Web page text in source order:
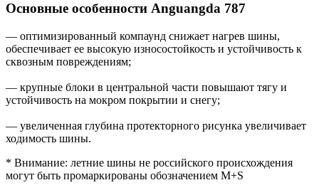
Основные особенности Anguangda 787
— оптимизированный компаунд снижает нагрев шины,
обеспечивает ее высокую износостойкость и устойчивость к
сквозным повреждениям;
— крупные блоки в центральной части повышают тягу и
устойчивость на мокром покрытии и снегу;
— увеличенная глубина протекторного рисунка увеличивает
ходимость шины.
* Внимание: летние шины не российского происхождения
могут быть промаркированы обозначением M+S